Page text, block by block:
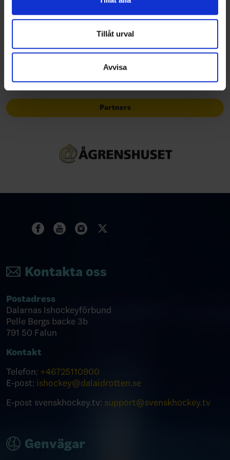
annons- och analysföretag som vi samarbetar med.
Dessa kan i sin tur kombinera informationen med annan
samlat in när du har använt deras tjänster.
Tillåt urval
Avvisa
Officiella partners
Partners
Kontakta oss
Postadress
Dalarnas Ishockeyförbund
Pelle Bergs backe 3b
791 50 Falun
Kontakt
Telefon: +46725110900
E-post: ishockey@dalaidrotten.se
E-post svenskhockey.tv: support@svenskhockey.tv
Genvägar